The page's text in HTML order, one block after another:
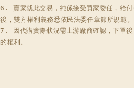
6. 賣家就此交易，純係接受買家委任，給付
後，雙方權利義務悉依民法委任章節所規範。
7. 因代購實際狀況需上游廠商確認，下單後
的權利。